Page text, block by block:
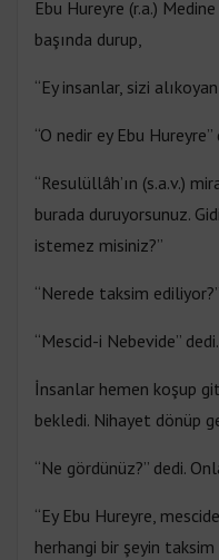
Ebu Hureyre (r.a.)
başında durup,
“Ey insanlar, sizi
“O nedir ey Ebu Hureyre”
“Resulüllâh’ın (s.a.v.)
burada duruyorsunuz.
istemez misiniz?”
“Nerede taksim
“Mescid-i Nebevide” dedi.
İnsanlar hemen koşup
bekledi. Nihayet dönüp
“Ne gördünüz?” dedi.
“Ey Ebu Hureyre,
herhangi bir şeyin